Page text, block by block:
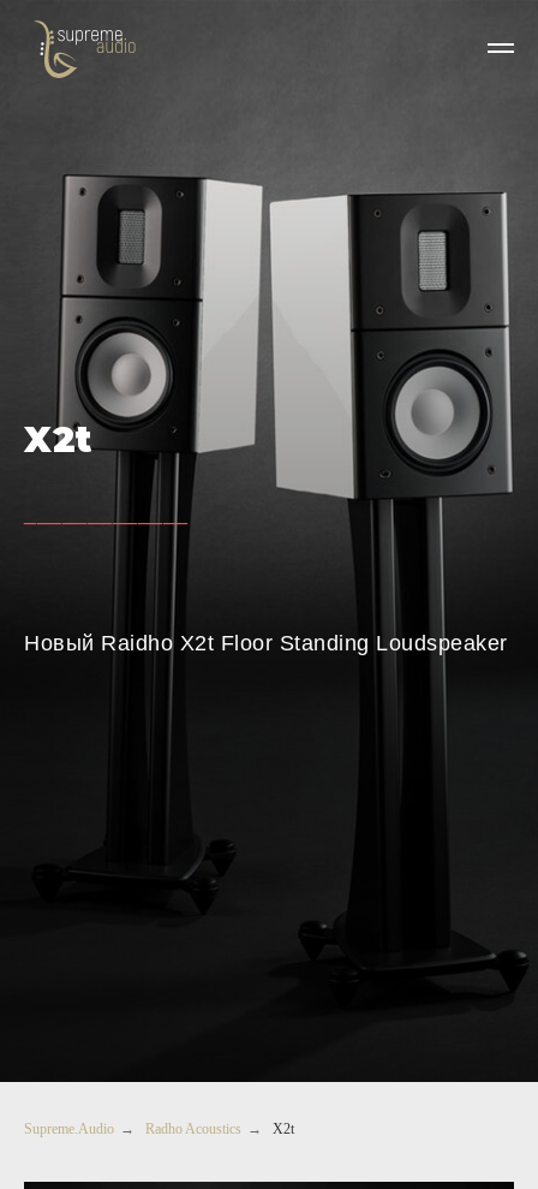
X2t
_____________
Новый Raidho X2t Floor Standing Loudspeaker
Supreme.Audio → Radho Acoustics → X2t